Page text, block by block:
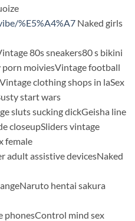
%E5%A4%A7 Naked girls
80s sneakers80 s bikini
porn moiviesVintage football
clothing shops in laSex
start wars
sluts sucking dickGeisha line
closeupSliders vintage
female
adult assistive devicesNaked
hentai sakura
phonesControl mind sex